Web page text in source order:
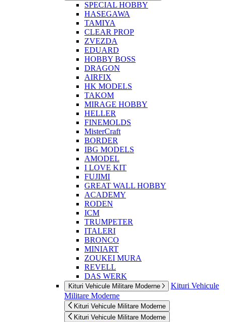
SPECIAL HOBBY
HASEGAWA
TAMIYA
CLEAR PROP
ZVEZDA
EDUARD
HOBBY BOSS
DRAGON
AIRFIX
HK MODELS
TAKOM
MIRAGE HOBBY
HELLER
FINEMOLDS
MisterCraft
BORDER
IBG MODELS
AMODEL
I LOVE KIT
FUJIMI
GREAT WALL HOBBY
ACADEMY
RODEN
ICM
TRUMPETER
ITALERI
BRONCO
MINIART
ZOUKEI MURA
REVELL
DAS WERK
Kituri Vehicule Militare Moderne
Kituri Vehicule
Militare Moderne
Kituri Vehicule Militare Moderne
Kituri Vehicule Militare Moderne